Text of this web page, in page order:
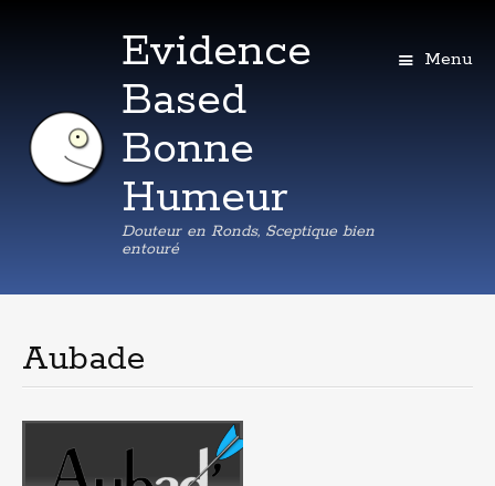
Evidence
Based
Bonne
Humeur
Douteur en Ronds, Sceptique bien
entouré
Menu
principal
Aubade